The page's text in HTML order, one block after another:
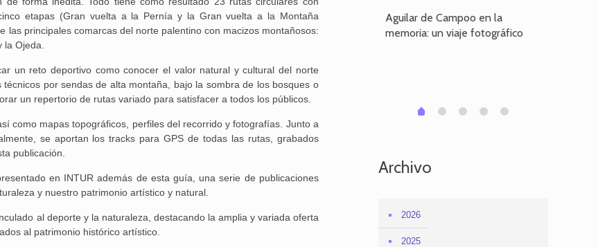
etapas (Gran vuelta a la Pernía y la Gran vuelta a la Montaña
principales comarcas del norte palentino con macizos montañosos:
Ojeda.
un reto deportivo como conocer el valor natural y cultural del norte
por sendas de alta montaña, bajo la sombra de los bosques o
un repertorio de rutas variado para satisfacer a todos los públicos.
como mapas topográficos, perfiles del recorrido y fotografías. Junto a
se aportan los tracks para GPS de todas las rutas, grabados
publicación.
en INTUR además de esta guía, una serie de publicaciones
y nuestro patrimonio artístico y natural.
al deporte y la naturaleza, destacando la amplia y variada oferta
al patrimonio histórico artístico.
Aguilar de Campoo en la
memoria: un viaje fotográfico
Aguilar de Campoo en la
memoria: un viaje fotográfico
0 1 2 3 4
Archivo
2026
2025